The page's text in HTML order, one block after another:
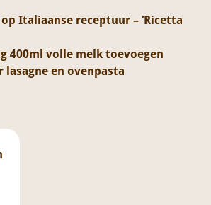
Italiaanse receptuur – ‘Ricetta
400ml volle melk toevoegen
lasagne en ovenpasta